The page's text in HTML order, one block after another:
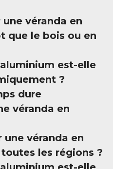
véranda en
que le bois ou en
est-elle
?
dure
véranda en
véranda en
les régions ?